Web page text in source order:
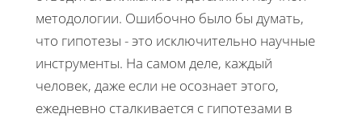
методологии. Ошибочно было бы думать,
что гипотезы - это исключительно научные
инструменты. На самом деле, каждый
человек, даже если не осознает этого,
ежедневно сталкивается с гипотезами в